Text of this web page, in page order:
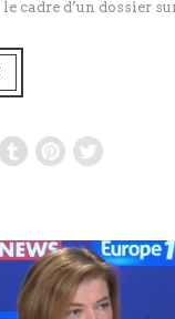
cadre d’un dossier